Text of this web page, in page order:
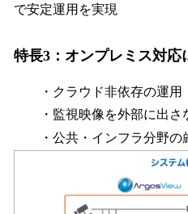
で安定運用を実現
特長3：オンプレミス対応
・クラウド非依存の運用
・監視映像を外部に出さ
・公共・インフラ分野の